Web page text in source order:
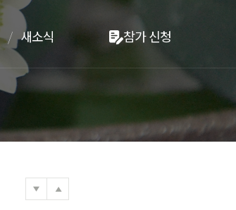
새소식 참가 신청